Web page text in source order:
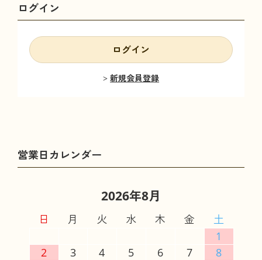
ログイン
ログイン
新規会員登録
2026年8月
日 月 火 水 木 金
土
1
2
3 4 5 6 7
8